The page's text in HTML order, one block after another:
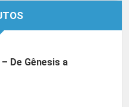
De Gênesis a